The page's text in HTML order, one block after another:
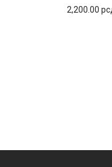
2,200.00